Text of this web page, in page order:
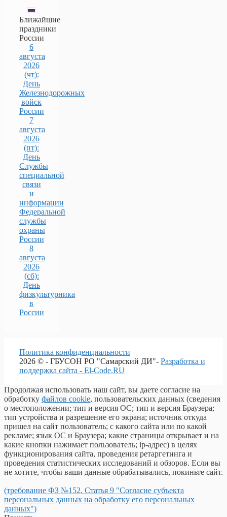
Ближайшие
праздники
России
6
августа
2026
(чт):
День
Железнодорожных
войск
России
7
августа
2026
(пт):
День
Службы
специальной
связи
и
информации
Федеральной
службы
охраны
России
8
августа
2026
(сб):
День
физкультурника
в
России
Политика конфиденциальности
2026 © - ГБУСОН РО "Самарский ДИ"- Разработка и
поддержка сайта - El-Code.RU
Продолжая использовать наш сайт, вы даете согласие на
обработку файлов cookie, пользовательских данных (сведения
о местоположении; тип и версия ОС; тип и версия Браузера;
тип устройства и разрешение его экрана; источник откуда
пришел на сайт пользователь; с какого сайта или по какой
рекламе; язык ОС и Браузера; какие страницы открывает и на
какие кнопки нажимает пользователь; ip-адрес) в целях
функционирования сайта, проведения ретаргетинга и
проведения статистических исследований и обзоров. Если вы
не хотите, чтобы ваши данные обрабатывались, покиньте сайт.
(требование ФЗ №152. Статья 9 "Согласие субъекта
персональных данных на обработку его персональных
данных")